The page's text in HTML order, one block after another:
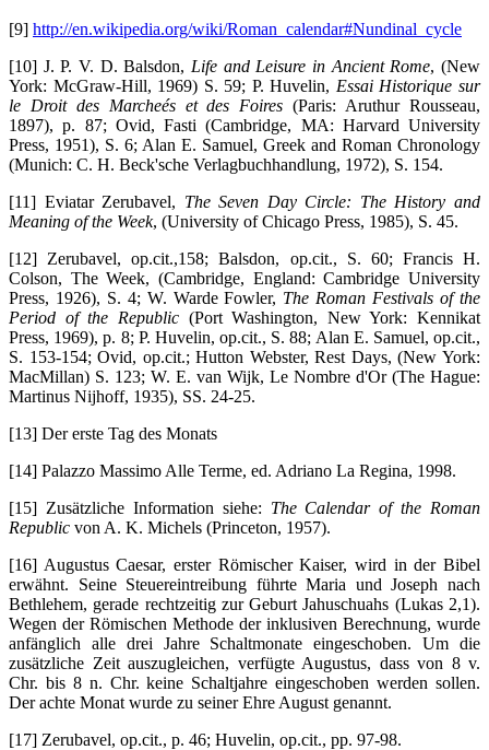
[9] http://en.wikipedia.org/wiki/Roman_calendar#Nundinal_cycle
[10] J. P. V. D. Balsdon, Life and Leisure in Ancient Rome, (New
York: McGraw-Hill, 1969) S. 59; P. Huvelin, Essai Historique sur
le Droit des Marcheés et des Foires (Paris: Aruthur Rousseau,
1897), p. 87; Ovid, Fasti (Cambridge, MA: Harvard University
Press, 1951), S. 6; Alan E. Samuel, Greek and Roman Chronology
(Munich: C. H. Beck'sche Verlagbuchhandlung, 1972), S. 154.
[11] Eviatar Zerubavel, The Seven Day Circle: The History and
Meaning of the Week, (University of Chicago Press, 1985), S. 45.
[12] Zerubavel, op.cit.,158; Balsdon, op.cit., S. 60; Francis H.
Colson, The Week, (Cambridge, England: Cambridge University
Press, 1926), S. 4; W. Warde Fowler, The Roman Festivals of the
Period of the Republic(Port Washington, New York: Kennikat
Press, 1969), p. 8; P. Huvelin, op.cit., S. 88; Alan E. Samuel, op.cit.,
S. 153-154; Ovid, op.cit.; Hutton Webster, Rest Days, (New York:
MacMillan) S. 123; W. E. van Wijk, Le Nombre d'Or (The Hague:
Martinus Nijhoff, 1935), SS. 24-25.
[13] Der erste Tag des Monats
[14] Palazzo Massimo Alle Terme, ed. Adriano La Regina, 1998.
[15] Zusätzliche Information siehe: The Calendar of the Roman
Republic von A. K. Michels (Princeton, 1957).
[16] Augustus Caesar, erster Römischer Kaiser, wird in der Bibel
erwähnt. Seine Steuereintreibung führte Maria und Joseph nach
Bethlehem, gerade rechtzeitig zur Geburt Jahuschuahs (Lukas 2,1).
Wegen der Römischen Methode der inklusiven Berechnung, wurde
anfänglich alle drei Jahre Schaltmonate eingeschoben. Um die
zusätzliche Zeit auszugleichen, verfügte Augustus, dass von 8 v.
Chr. bis 8 n. Chr. keine Schaltjahre eingeschoben werden sollen.
Der achte Monat wurde zu seiner Ehre August genannt.
[17] Zerubavel, op.cit., p. 46; Huvelin, op.cit., pp. 97-98.